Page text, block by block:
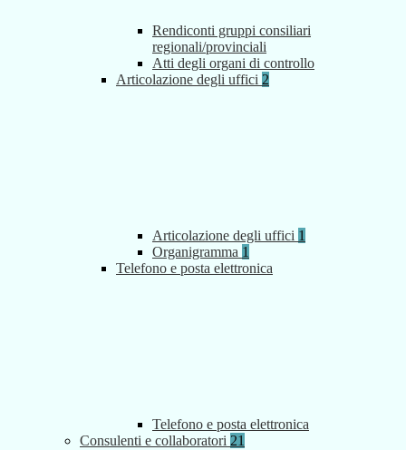
Rendiconti gruppi consiliari
regionali/provinciali
Atti degli organi di controllo
Articolazione degli uffici 2
Articolazione degli uffici 1
Organigramma 1
Telefono e posta elettronica
Telefono e posta elettronica
Consulenti e collaboratori 21